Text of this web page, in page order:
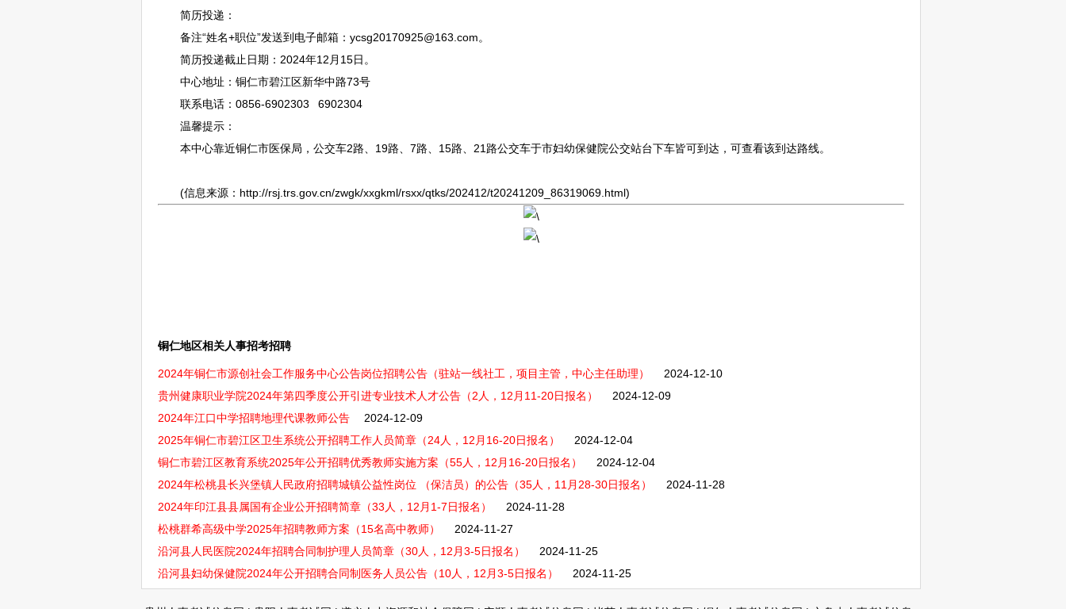
简历投递：
备注“姓名+职位”发送到电子邮箱：ycsg20170925@163.com。
简历投递截止日期：2024年12月15日。
中心地址： 铜仁市碧江区新华中路73号
联系电话：0856-6902303 6902304
温馨提示：
本中心靠近铜仁市医保局，公交车2路、19路、7路、15路、21路公交车于市妇幼保健院公交站台下车皆可到达，可查看该到达路线。
(信息来源：http://rsj.trs.gov.cn/zwgk/xxgkml/rsxx/qtks/202412/t20241209_86319069.html)
铜仁地区相关人事招考招聘
2024年铜仁市源创社会工作服务中心公告岗位招聘公告（驻站一线社工，项目主管，中心主任助理）
2024-12-10
贵州健康职业学院2024年第四季度公开引进专业技术人才公告（2人，12月11-20日报名）
2024-12-09
2024年江口中学招聘地理代课教师公告
2024-12-09
2025年铜仁市碧江区卫生系统公开招聘工作人员简章（24人，12月16-20日报名）
2024-12-04
铜仁市碧江区教育系统2025年公开招聘优秀教师实施方案（55人，12月16-20日报名）
2024-12-04
2024年松桃县长兴堡镇人民政府招聘城镇公益性岗位 （保洁员）的公告（35人，11月28-30日报名）
2024-11-28
2024年印江县县属国有企业公开招聘简章（33人，12月1-7日报名）
2024-11-28
松桃群希高级中学2025年招聘教师方案（15名高中教师）
2024-11-27
沿河县人民医院2024年招聘合同制护理人员简章（30人，12月3-5日报名）
2024-11-25
沿河县妇幼保健院2024年公开招聘合同制医务人员公告（10人，12月3-5日报名）
2024-11-25